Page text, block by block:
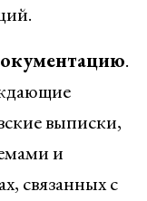
.
выписки,
и
связанных с